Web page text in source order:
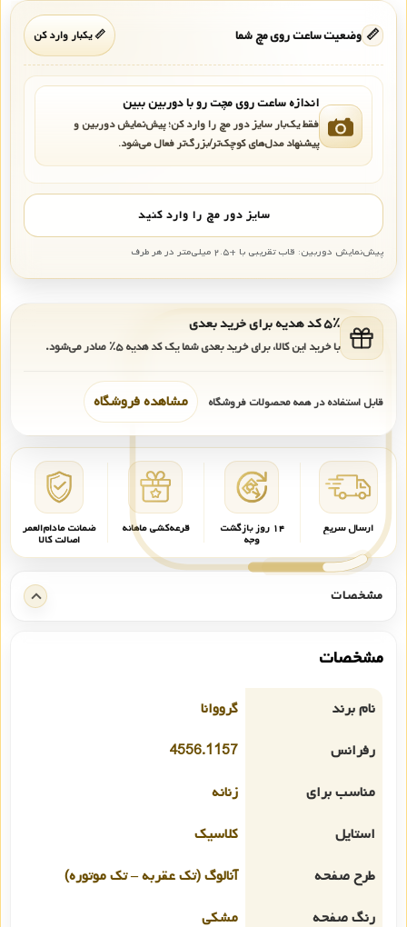
📏 وضعیت ساعت روی مچ شما 📏 یکبار وارد کن
اندازه ساعت روی مچت رو با دوربین ببین
فقط یک‌بار سایز دور مچ را وارد کن؛ پیش‌نمایش دوربین و
پیشنهاد مدل‌های کوچک‌تر/بزرگ‌تر فعال می‌شود.
سایز دور مچ را وارد کنید
پیش‌نمایش دوربین: قاب تقریبی با +۲.۵ میلی‌متر در هر طرف
۵٪ کد هدیه برای خرید بعدی
با خرید این کالا، برای خرید بعدی شما یک کد هدیه۵٪ صادر می‌شود.
قابل استفاده در همه محصولات فروشگاه مشاهده فروشگاه
ارسال سریع ۱۴ روز بازگشت
وجه
قرعه‌کشی ماهانه ضمانت مادام‌العمر
اصالت کالا
مشخصات
مشخصات
نام برند
گرووانا
رفرانس
4556.1157
مناسب برای
زنانه
استایل
کلاسیک
طرح صفحه
آنالوگ (تک عقربه – تک موتوره)
رنگ صفحه
مشکی